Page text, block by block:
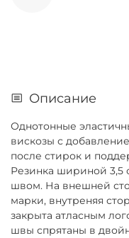
Описание
Однотонные
вискозы с
после стирок и
Резинка шириной
швом. На внешней
марки, внутреняя
закрыта атласным
швы спрятаны в